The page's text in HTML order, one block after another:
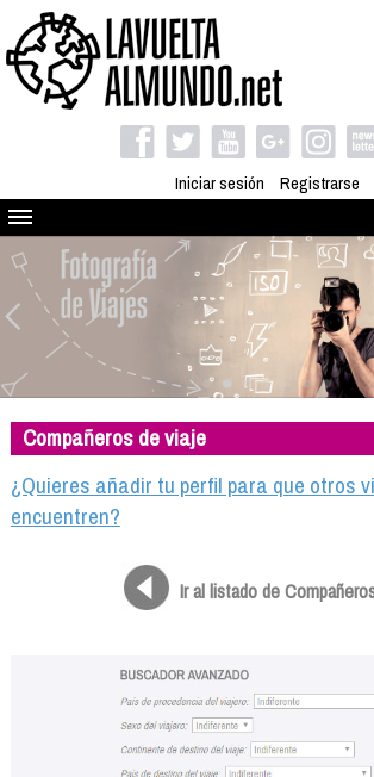
Iniciar sesión Registrarse
Quienes somos
El proyecto
Blog
Viaja con nosotros
Camino solidario
Libros
Compañeros de viaje
Compañeros de viaje
¿Quieres añadir tu perfil para que otros
encuentren?
Ir al listado de